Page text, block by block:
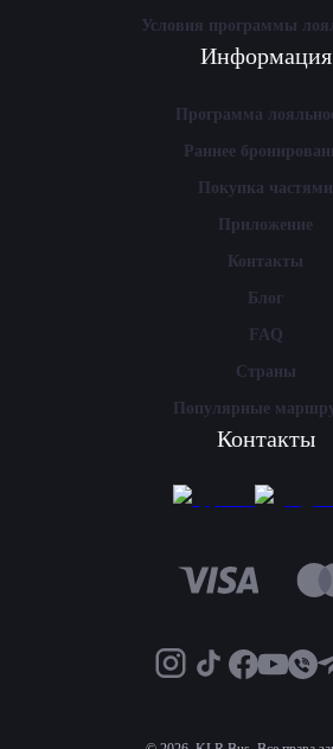
Условия программы
Информация
Программа
Раннее
Покупка частями
Приложение
Контакты
Блог
FAQ
Страны
Популярные
Контакты